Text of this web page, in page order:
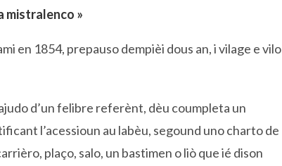
mistralenco »
en 1854, prepauso dempièi dous an, i vilage e vilo
d’un felibre referènt, dèu coumpleta un
l’acessioun au labèu, segound uno charto de
plaço, salo, un bastimen o liò que ié dison